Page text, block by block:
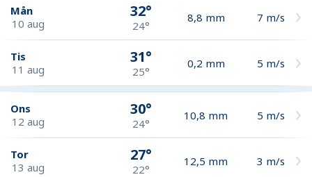
Mån
10 aug
32°
24°
8,8 mm 7 m/s
Tis
11 aug
31°
25°
0,2 mm 5 m/s
Ons
12 aug
30°
24°
10,8 mm 5 m/s
Tor
13 aug
27°
22°
12,5 mm 3 m/s